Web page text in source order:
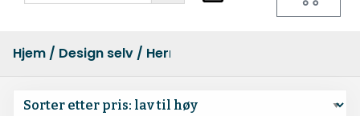
Hjem / Design selv / Herre